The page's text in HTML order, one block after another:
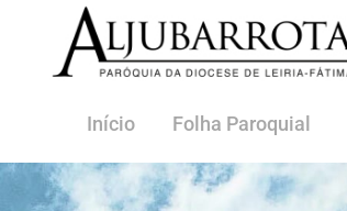
Início Folha Paroquial